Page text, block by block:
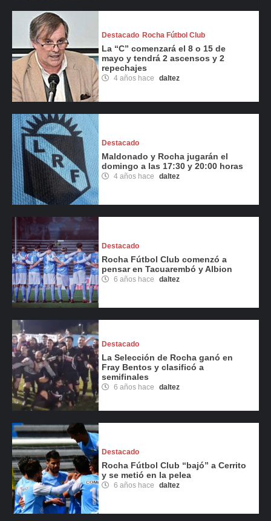
Destacado Rocha Fútbol Club
La “C” comenzará el 8 o 15 de
mayo y tendrá 2 ascensos y 2
repechajes
4 años hace daltez
Destacado
Maldonado y Rocha jugarán el
domingo a las 17:30 y 20:00 horas
4 años hace daltez
Destacado
Rocha Fútbol Club comenzó a
pensar en Tacuarembó y Albion
6 años hace daltez
Destacado
La Selección de Rocha ganó en
Fray Bentos y clasificó a
semifinales
6 años hace daltez
Destacado
Rocha Fútbol Club “bajó” a Cerrito
y se metió en la pelea
6 años hace daltez